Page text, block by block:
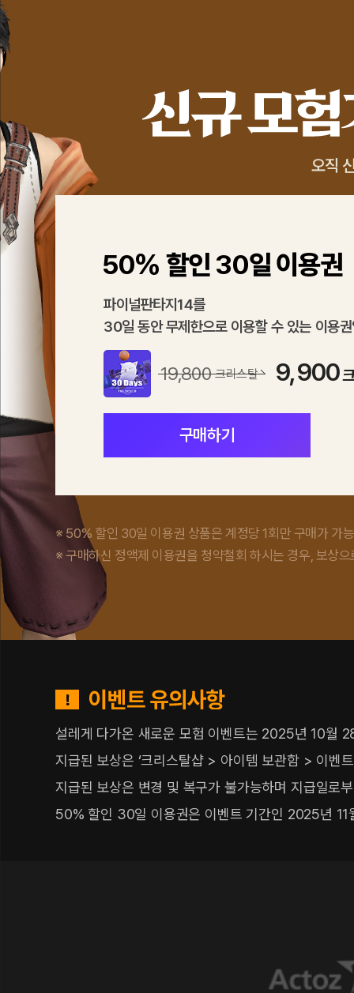
험
가
님
특
혜
택
오직
50% 할인 30일 이용권
파이널판타지14를
30일 동안 무제한으로 이용할 수 있는 이용
19,800크리스탈 9,900
구매하기
※ 50% 할인 30일 이용권 상품은 계정당 1회만 구매가 가
※ 구매하신 정액제 이용권을 청약철회 하시는 경우, 보상
벤
트
유
의
사
항
설레게 다가온 새로운 모험 이벤트는 2025년 10월
지급된 보상은 ‘크리스탈샵 > 아이템 보관함 > 이벤
지급된 보상은 변경 및 복구가 불가능하며 지급일로
50% 할인 30일 이용권은 이벤트 기간인 2025년